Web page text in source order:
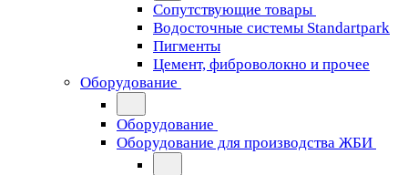
Сопутствующие товары
Водосточные системы Standartpark
Пигменты
Цемент, фиброволокно и прочее
Оборудование
Оборудование
Оборудование для производства ЖБИ